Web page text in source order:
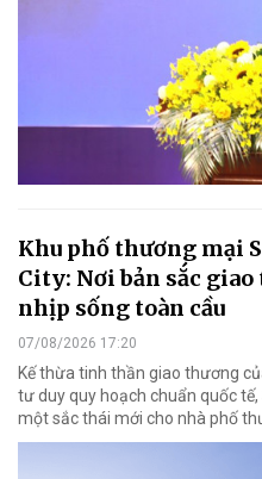
Khu phố thương mại
City: Nơi bản sắc
nhịp sống toàn cầu
07/08/2026 17:20
Kế thừa tinh thần giao thương
tư duy quy hoạch chuẩn quốc
một sắc thái mới cho nhà phố